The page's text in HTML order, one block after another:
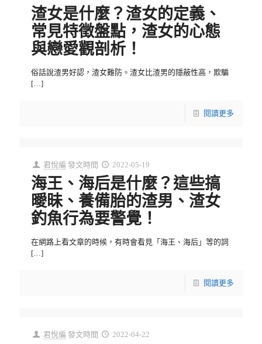
渣女是什麼？渣女的定義、
常見特徵盤點，渣女的心態
與戀愛觀剖析！
俗話說渣男好認，渣女難防。渣女比渣男的隱蔽性高，欺騙
[…]
閱讀更多
君悅編 發文時間 2022-05-19
海王、海后是什麼？這些搞
曖昧、養備胎的渣男、渣女
釣魚行為要警覺！
在網路上看文章的時候，有時會看見「海王、海后」等的詞
[…]
閱讀更多
君悅編 發文時間 2022-04-22